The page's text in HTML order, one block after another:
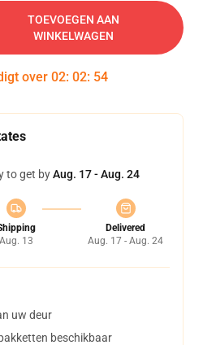
TOEVOEGEN AAN
WINKELWAGEN
over 02: 02: 53
to get byAug. 17 - Aug. 24
Aug. 13
Delivered
Aug. 17 - Aug. 24
uw deur
beschikbaar